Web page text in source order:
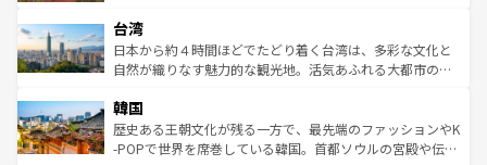
ならではの贅沢な旅のスタイルだ。 なお、新着のアメリカ
情報はコンテンツ一覧を参照してほしい。
れるおもてなしの心で訪れる人々を迎えてくれるハワイの
人々、おいしいローカルフードやハワイアンミュージッ
ク、伝統的なフラダンスなど、すべてがハワイの魅力を彩
ワイを、存分に味わってほしい。 なお、新着のハワイ情報
はコンテンツ一覧を参照してほしい。
リアリーフや大陸中央部にそびえるウルル（エアーズロッ
ク）、タスマニアの美しい原生林やケアンズの熱帯雨林な
ど、見どころがたくさん。また、カフェやワイン、オージ
いる。アクティビティも充実しており、サーフィンやダイ
ビング、ハイキングなど、アウトドア好きにはたまらな
い。オーストラリアの多彩な魅力を存分に味わいつくそ
台湾
日本から約４時間ほどでたどり着く台湾は、多彩な文化と
自然が織りなす魅力的な観光地。活気あふれる大都市の台
ン）、静ひつな山岳地帯である台湾東部など、都市の喧騒
と山間の静けさが共存しており、訪れる人に新しい発見と
驚きをもたらしてくれる。また、奥深い台湾の食文化も魅
韓国
歴史ある王朝文化が残る一方で、最先端のファッションやK
-POPで世界を席巻している韓国。首都ソウルの宮殿や伝統